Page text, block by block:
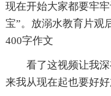
现在开始大家都要牢
宝”。放溺水教育片观
400字作文
看了这视频让我
来我从现在起也要好好